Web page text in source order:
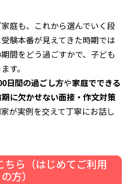
庭も、これから選んでいく段
験本番が見えてきた時期では
間をどう過ごすかで、子ども
す。
日間の過ごし方や家庭でできる
に欠かせない面接・作文対策
が実例を交えて丁寧にお話し
ちら（はじめてご利用
の方）